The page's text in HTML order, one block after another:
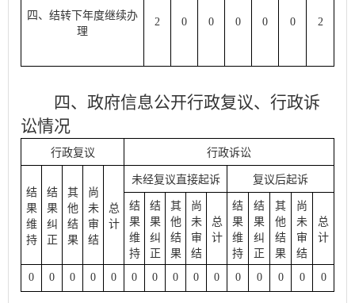
四、结转下年度继续办
理
2 0 0 0 0 0 2
四、政府信息公开行政复议、行政诉
讼情况
行政复议 行政诉讼
结
果
维
持
结
果
纠
正
其
他
结
果
尚
未
审
结
总
计
未经复议直接起诉 复议后起诉
结
果
维
持
结
果
纠
正
其
他
结
果
尚
未
审
结
总
计
结
果
维
持
结
果
纠
正
其
他
结
果
尚
未
审
结
总
计
0 0 0 0 0 0 0 0 0 0 0 0 0 0 0